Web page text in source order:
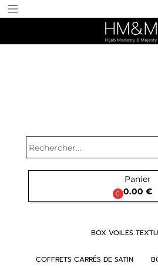
0
Panier
0.00 €
BOX VOILES
COFFRETS CARRÉS DE SATIN